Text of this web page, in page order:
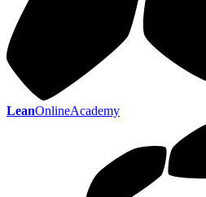
LeanOnlineAcademy